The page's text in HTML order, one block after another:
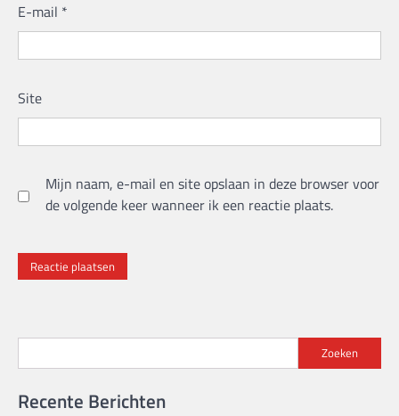
E-mail *
Site
Mijn naam, e-mail en site opslaan in deze browser voor
de volgende keer wanneer ik een reactie plaats.
Zoeken
Recente Berichten